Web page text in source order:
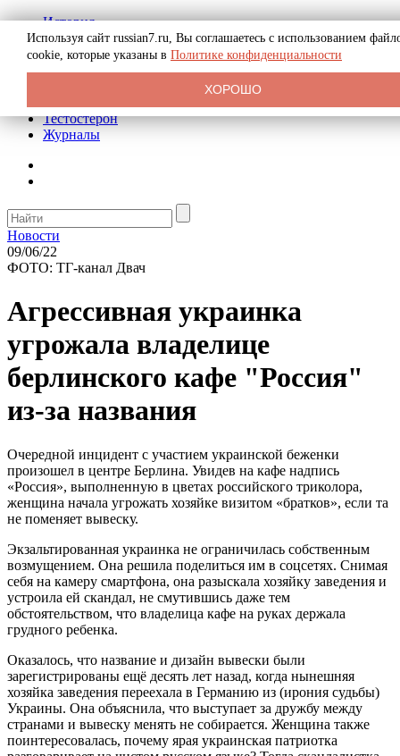
История
Биография
Криминал
Реклама на сайте
Тестостерон
Журналы
Новости
09/06/22
ФОТО: ТГ-канал Двач
Агрессивная украинка
угрожала владелице
берлинского кафе "Россия"
из-за названия
Очередной инцидент с участием украинской беженки
произошел в центре Берлина. Увидев на кафе надпись
«Россия», выполненную в цветах российского триколора,
женщина начала угрожать хозяйке визитом «братков», если та
не поменяет вывеску.
Экзальтированная украинка не ограничилась собственным
возмущением. Она решила поделиться им в соцсетях. Снимая
себя на камеру смартфона, она разыскала хозяйку заведения и
устроила ей скандал, не смутившись даже тем
обстоятельством, что владелица кафе на руках держала
грудного ребенка.
Оказалось, что название и дизайн вывески были
зарегистрированы ещё десять лет назад, когда нынешняя
хозяйка заведения переехала в Германию из (ирония судьбы)
Украины. Она объяснила, что выступает за дружбу между
странами и вывеску менять не собирается. Женщина также
поинтересовалась, почему ярая украинская патриотка
Используя сайт russian7.ru, Вы соглашаетесь с использованием
cookie, которые указаны в Политике конфиденциальности
ХОРОШО